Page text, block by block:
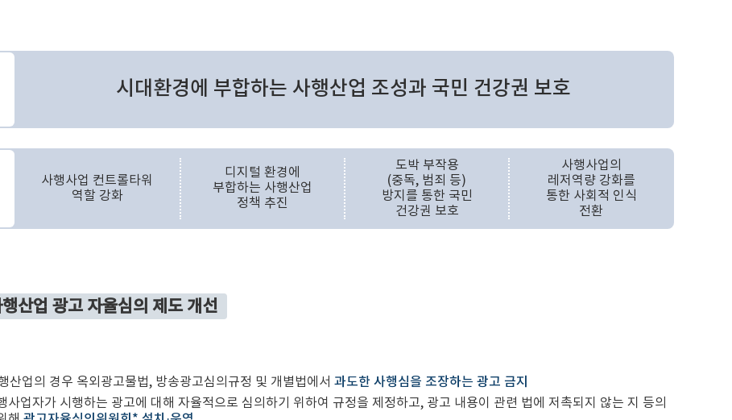
시대환경에 부합하는 사행산업 조성과 국민 건강권 보호
사행사업 컨트롤타워
역할 강화
디지털 환경에
부합하는 사행산업
정책 추진
도박 부작용
(중독, 범죄 등)
방지를 통한 국민
건강권 보호
사행사업의
레저역량 강화를
통한 사회적 인식
전환
산업 광고 자율심의 제도 개선
산업의 경우 옥외광고물법, 방송광고심의규정 및 개별법에서 과도한 사행심을 조장하는 광고 금지
사업자가 시행하는 광고에 대해 자율적으로 심의하기 위하여 규정을 제정하고, 광고 내용이 관련 법에 저촉되지 않는 지 등의